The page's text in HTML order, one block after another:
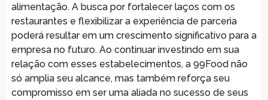
alimentação. A busca por fortalecer laços com os
restaurantes e flexibilizar a experiência de parceria
poderá resultar em um crescimento significativo para a
empresa no futuro. Ao continuar investindo em sua
relação com esses estabelecimentos, a 99Food não
só amplia seu alcance, mas também reforça seu
compromisso em ser uma aliada no sucesso de seus